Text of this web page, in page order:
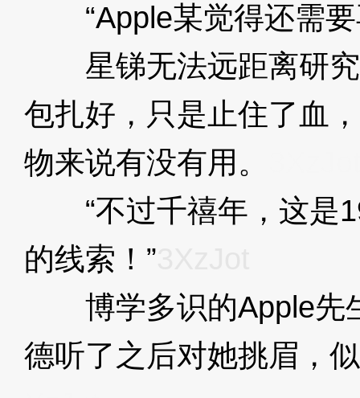
“Apple某觉得还需要
星锑无法远距离研究
包扎好，只是止住了血
物来说有没有用。
“不过千禧年，这是
的线索！”
博学多识的Apple先
德听了之后对她挑眉，